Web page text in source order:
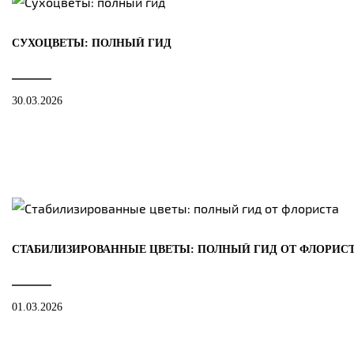
СУХОЦВЕТЫ: ПОЛНЫЙ ГИД
30.03.2026
СТАБИЛИЗИРОВАННЫЕ ЦВЕТЫ: ПОЛНЫЙ ГИД ОТ
01.03.2026